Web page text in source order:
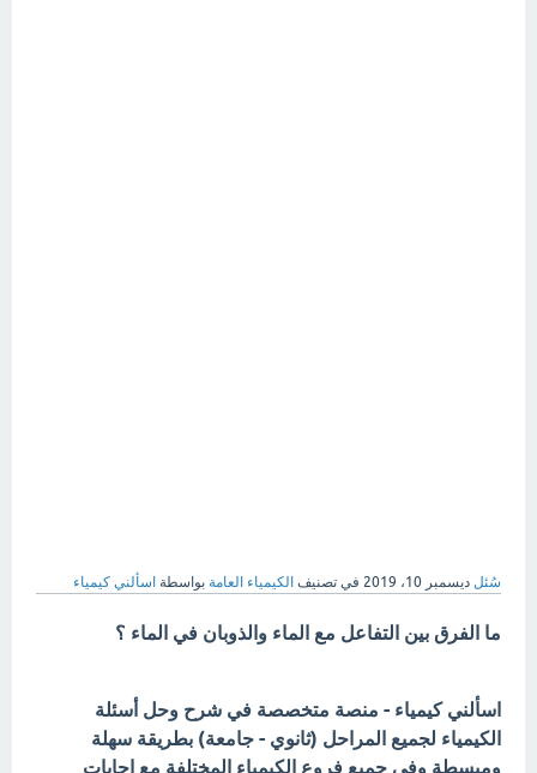
سُئل ديسمبر 10، 2019 في تصنيف الكيمياء العامة بواسطة اسألني كيمياء
ما الفرق بين التفاعل مع الماء والذوبان في الماء ؟
اسألني كيمياء - منصة متخصصة في شرح وحل أسئلة
الكيمياء لجميع المراحل (ثانوي - جامعة) بطريقة سهلة
ومبسطة وفي جميع فروع الكيمياء المختلفة مع إجابات